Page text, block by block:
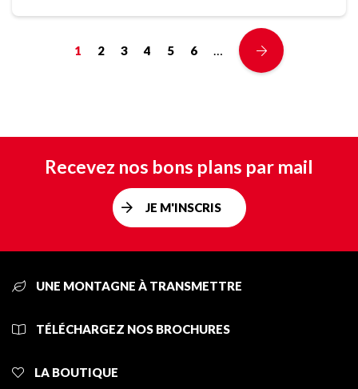
1 2 3 4 5 6 …
Recevez nos bons plans par mail
JE M'INSCRIS
UNE MONTAGNE À TRANSMETTRE
TÉLÉCHARGEZ NOS BROCHURES
LA BOUTIQUE